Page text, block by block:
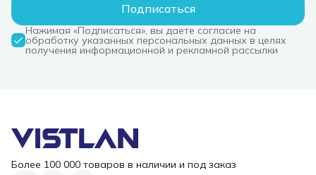
Подписаться
Нажимая «Подписаться», вы даете согласие на
обработку указанных персональных данных в целях
получения информационной и рекламной рассылки
Более 100 000 товаров в наличии и под заказ